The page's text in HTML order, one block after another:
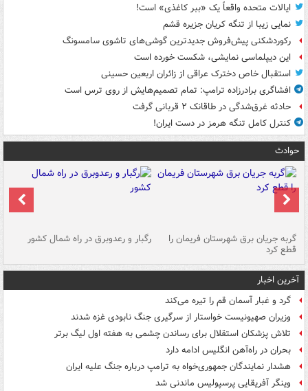
ایالات متحده واقعاً یک «ببر کاغذی» است!
نمایی زیبا از تنگه کریان جزیره قشم
رکوردشکنی پیش‌فروش جدیدترین گوشی‌های تاشوی سامسونگ
این دیپلماسی نمایشی، شکست خورده است
استقبال خاص دخترک عراقی از زائران اربعین حسینی
افشاگری برادرزاده ترامپ: تمام تصمیم‌هایش از روی ترس است
حادثه غرق‌شدگی در طاقانک ۲ قربانی گرفت
کنترل کامل تنگه هرمز در دست ایران!
حوادث
گربه جریان برق شهرستان فریمان را
قطع کرد
رگبار و رعدوبرق در راه شمال کشور
آخرین اخبار
گرد و غبار آسمان قم را تیره می‌کند
وزیران صهیونیست خواستار از سرگیری جنگ نابودی غزه شدند
تلاش پزشکان استقلال برای رساندن چشمی به هفته اول لیگ برتر
بحران در راه‌آهن انگلیس ادامه دارد
هشدار نمایندگان جمهوری‌خواه به ترامپ درباره جنگ علیه ایران
وینگر آفریقایی پرسپولیس ماندنی شد